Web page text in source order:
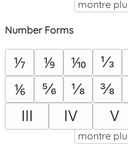
montre
Number Forms
⅐ ⅑ ⅒ ⅓
⅙
⅚ ⅛ ⅜
Ⅲ
Ⅳ Ⅴ
montre